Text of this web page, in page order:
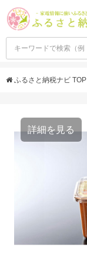
ふるさと納税ナビ TOP
詳細を見る